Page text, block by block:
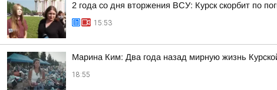
2 года со дня вторжения ВСУ: Курск скорбит по
15:53
Марина Ким: Два года назад мирную жизнь
18:55